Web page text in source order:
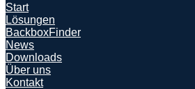
Start
Lösungen
BackboxFinder
News
Downloads
Über uns
Kontakt